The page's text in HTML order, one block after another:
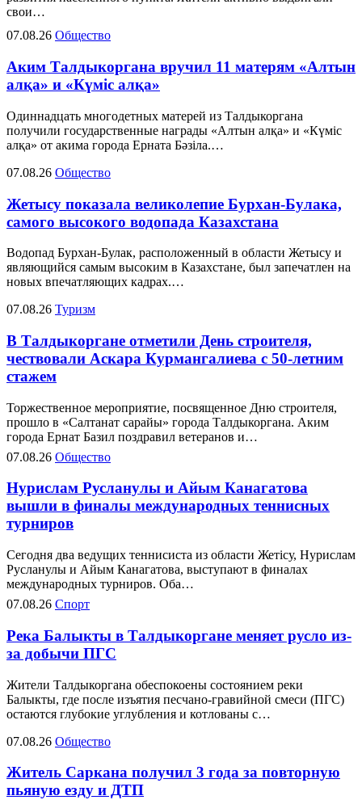
свои…
07.08.26 Общество
Аким Талдыкоргана вручил 11 матерям «Алтын
алқа» и «Күміс алқа»
Одиннадцать многодетных матерей из Талдыкоргана
получили государственные награды «Алтын алқа» и «Күміс
алқа» от акима города Ерната Бәзіла.…
07.08.26 Общество
Жетысу показала великолепие Бурхан-Булака,
самого высокого водопада Казахстана
Водопад Бурхан-Булак, расположенный в области Жетысу и
являющийся самым высоким в Казахстане, был запечатлен на
новых впечатляющих кадрах.…
07.08.26 Туризм
В Талдыкоргане отметили День строителя,
чествовали Аскара Курмангалиева с 50-летним
стажем
Торжественное мероприятие, посвященное Дню строителя,
прошло в «Салтанат сарайы» города Талдыкоргана. Аким
города Ернат Базил поздравил ветеранов и…
07.08.26 Общество
Нурислам Русланулы и Айым Канагатова
вышли в финалы международных теннисных
турниров
Сегодня два ведущих теннисиста из области Жетісу, Нурислам
Русланулы и Айым Канагатова, выступают в финалах
международных турниров. Оба…
07.08.26 Спорт
Река Балыкты в Талдыкоргане меняет русло из-
за добычи ПГС
Жители Талдыкоргана обеспокоены состоянием реки
Балыкты, где после изъятия песчано-гравийной смеси (ПГС)
остаются глубокие углубления и котлованы с…
07.08.26 Общество
Житель Саркана получил 3 года за повторную
пьяную езду и ДТП